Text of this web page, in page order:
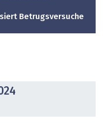
Betrugsversuche